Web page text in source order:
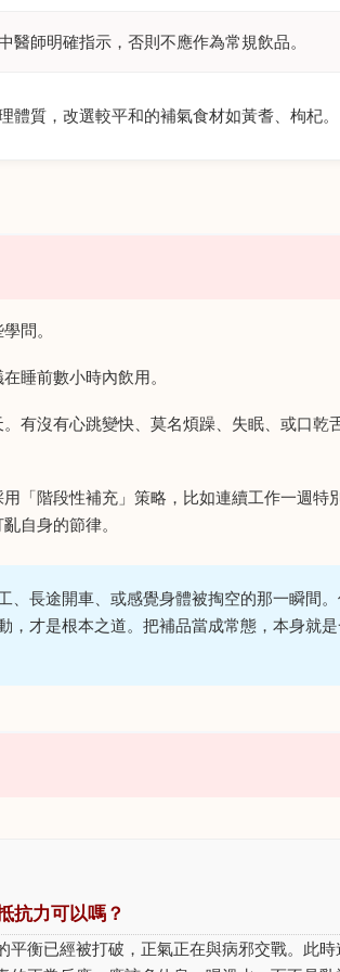
醫師明確指示，否則不應作為常規飲品。
體質，改選較平和的補氣食材如黃耆、枸杞。
問。
睡前數小時內飲用。
有沒有心跳變快、莫名煩躁、失眠、或口乾
「階段性補充」策略，比如連續工作一週特
自身的節律。
、長途開車、或感覺身體被掏空的那一瞬間
，才是根本之道。把補品當成常態，本身就
抗力可以嗎？
衡已經被打破，正氣正在與病邪交戰。此時